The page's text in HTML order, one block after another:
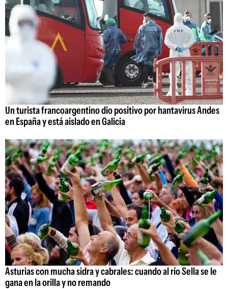
Un turista francoargentino dio positivo por hantavirus Andes
en España y está aislado en Galicia
Asturias con mucha sidra y cabrales: cuando al río Sella se le
gana en la orilla y no remando